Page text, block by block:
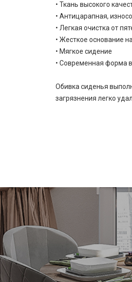
• Ткань высокого
• Антицарапная,
• Легкая очистка от
• Жесткое основание
• Мягкое сидение
• Современная форма
Обивка сиденья
загрязнения легко